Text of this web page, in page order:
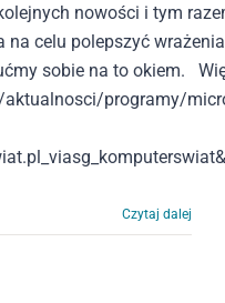
nowości i tym
na celu polepszyć
sobie na to okiem.
programy/
Czytaj dalej